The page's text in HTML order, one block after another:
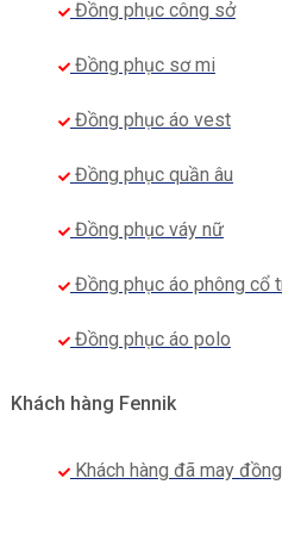
polo cho doanh nghiệp của
nghiệm gần 10 năm trong
chắc chắn sẽ đem đến
và khẳng định vị thế của
Tham khảo một số mẫu
– Áo đồng phục polo nam
– Áo đồng phục polo nam
Đồng phục công sở
Đồng phục sơ mi
Đồng phục áo vest
Đồng phục quần âu
Đồng phục váy nữ
Đồng phục áo phông cổ
Đồng phục áo polo
Khách hàng Fennik
Khách hàng đã may